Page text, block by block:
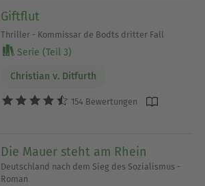
Giftflut
Thriller - Kommissar de Bodts dritter Fall
Serie (Teil 3)
Christian v. Ditfurth
154 Bewertungen
Die Mauer steht am Rhein
Deutschland nach dem Sieg des Sozialismus -
Roman